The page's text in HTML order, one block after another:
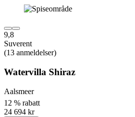
9,8
Suverent
(13 anmeldelser)
Watervilla Shiraz
Aalsmeer
12 % rabatt
24 694 kr